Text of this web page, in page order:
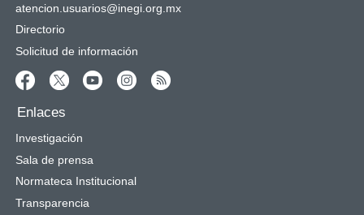
atencion.usuarios@inegi.org.mx
Directorio
Solicitud de información
Enlaces
Investigación
Sala de prensa
Normateca Institucional
Transparencia